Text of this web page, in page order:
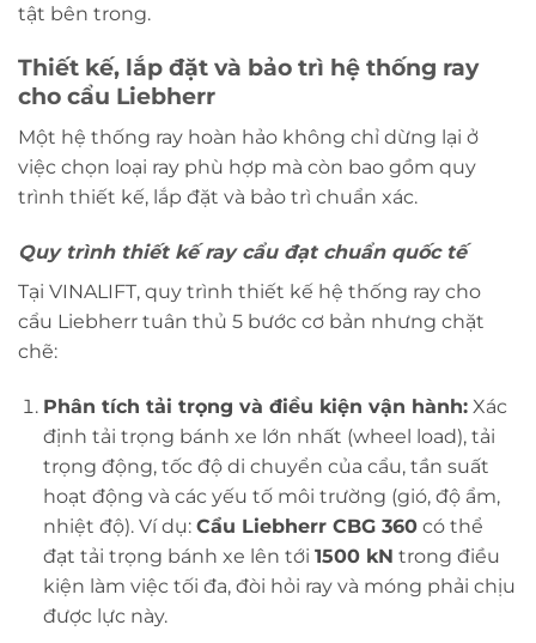
tật bên trong.
Thiết kế, lắp đặt và bảo trì hệ thống ray
cho cẩu Liebherr
Một hệ thống ray hoàn hảo không chỉ dừng lại ở
việc chọn loại ray phù hợp mà còn bao gồm quy
trình thiết kế, lắp đặt và bảo trì chuẩn xác.
Quy trình thiết kế ray cẩu đạt chuẩn quốc tế
Tại VINALIFT, quy trình thiết kế hệ thống ray cho
cẩu Liebherr tuân thủ 5 bước cơ bản nhưng chặt
chẽ:
Phân tích tải trọng và điều kiện vận hành:Xác
định tải trọng bánh xe lớn nhất (wheel load), tải
trọng động, tốc độ di chuyển của cẩu, tần suất
hoạt động và các yếu tố môi trường (gió, độ ẩm,
nhiệt độ). Ví dụ: Cẩu Liebherr CBG 360có thể
đạt tải trọng bánh xe lên tới 1500 kN trong điều
kiện làm việc tối đa, đòi hỏi ray và móng phải chịu
được lực này.